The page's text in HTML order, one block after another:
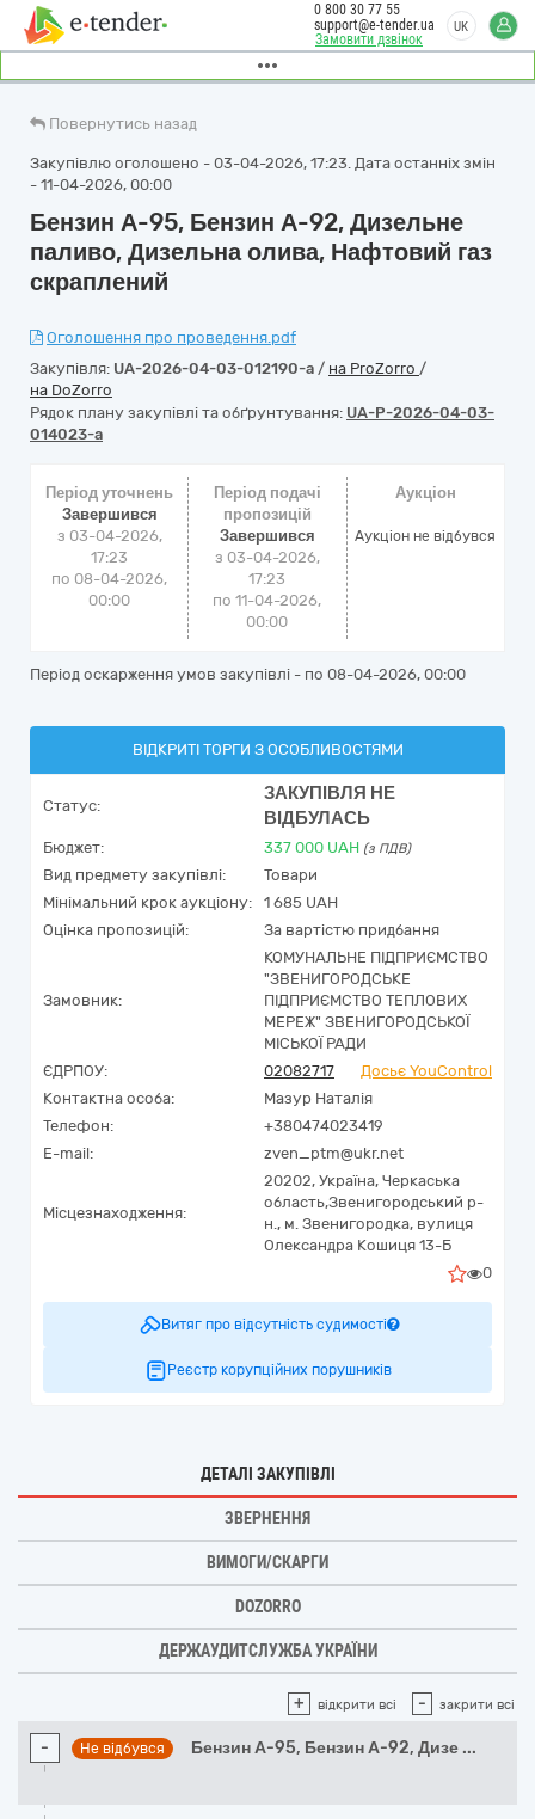
Замовити дзвінок
0 800 30 77 55
support@e-tender.ua
UK
Повернутись назад
Закупівлю оголошено - 03-04-2026, 17:23. Дата останніх змін
- 11-04-2026, 00:00
Бензин А-95, Бензин А-92, Дизельне
паливо, Дизельна олива, Нафтовий газ
скраплений
Оголошення про проведення.pdf
Закупівля: UA-2026-04-03-012190-a / на ProZorro /
на DoZorro
Рядок плану закупівлі та обґрунтування: UA-P-2026-04-03-
014023-a
Період уточнень
Завершився
з 03-04-2026,
17:23
по 08-04-2026,
00:00
Період подачі
пропозицій
Завершився
з 03-04-2026,
17:23
по 11-04-2026,
00:00
Аукціон
Аукціон не відбувся
Період оскарження умов закупівлі - по 08-04-2026, 00:00
ВІДКРИТІ ТОРГИ З ОСОБЛИВОСТЯМИ
Статус:
ЗАКУПІВЛЯ НЕ
ВІДБУЛАСЬ
Бюджет: 337 000 UAH (з ПДВ)
Вид предмету закупівлі:
Товари
Мінімальний крок аукціону:
1 685 UAH
Оцінка пропозицій:
За вартістю придбання
Замовник:
КОМУНАЛЬНЕ ПІДПРИЄМСТВО
"ЗВЕНИГОРОДСЬКЕ
ПІДПРИЄМСТВО ТЕПЛОВИХ
МЕРЕЖ" ЗВЕНИГОРОДСЬКОЇ
МІСЬКОЇ РАДИ
ЄДРПОУ:
02082717
Досьє YouControl
Контактна особа:
Мазур Наталія
Телефон:
+380474023419
E-mail:
zven_ptm@ukr.net
Місцезнаходження:
20202, Україна, Черкаська
область,Звенигородський р-
н., м. Звенигородка, вулиця
Олександра Кошиця 13-Б
0
Витяг про відсутність судимості
Реєстр корупційних порушників
ДЕТАЛІ ЗАКУПІВЛІ
ЗВЕРНЕННЯ
ВИМОГИ/СКАРГИ
DOZORRO
ДЕРЖАУДИТСЛУЖБА УКРАЇНИ
+ відкрити всі - закрити всі
- Не відбувся Бензин А-95, Бензин А-92, Дизе ...